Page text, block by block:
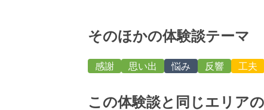
そのほかの体験談テーマ
感謝 思い出 悩み 反響 工夫
この体験談と同じエリア